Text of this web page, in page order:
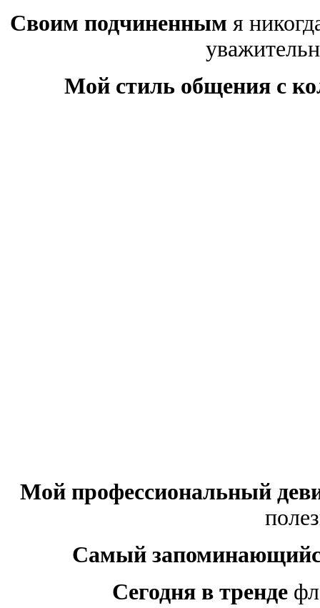
Своим подчиненным я
Мой стиль общения с
Мой профессиональный
Самый
Сегодня в тренде